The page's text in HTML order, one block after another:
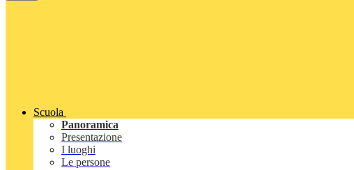
Scuola
Panoramica
Presentazione
I luoghi
Le persone